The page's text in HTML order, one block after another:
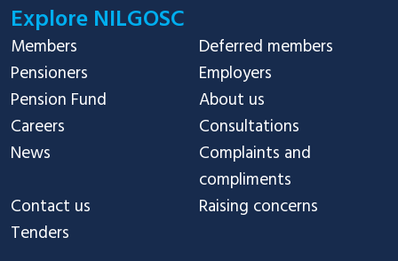
Explore NILGOSC
Members
Deferred members
Pensioners
Employers
Pension Fund
About us
Careers
Consultations
News
Complaints and
compliments
Contact us
Raising concerns
Tenders